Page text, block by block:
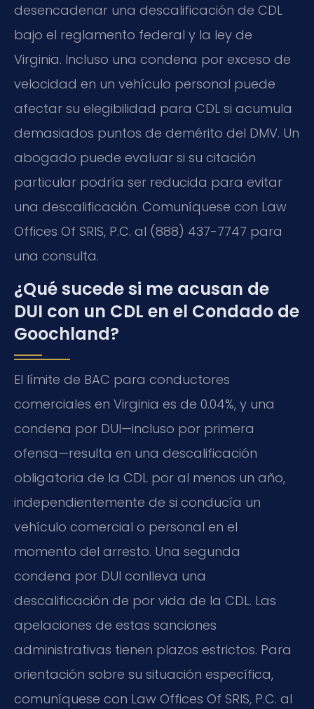
desencadenar una descalificación de CDL
bajo el reglamento federal y la ley de
Virginia. Incluso una condena por exceso de
velocidad en un vehículo personal puede
afectar su elegibilidad para CDL si acumula
demasiados puntos de demérito del DMV. Un
abogado puede evaluar si su citación
particular podría ser reducida para evitar
una descalificación. Comuníquese con Law
Offices Of SRIS, P.C. al (888) 437-7747 para
una consulta.
¿Qué sucede si me acusan de
DUI con un CDL en el Condado de
Goochland?
El límite de BAC para conductores
comerciales en Virginia es de 0.04%, y una
condena por DUI—incluso por primera
ofensa—resulta en una descalificación
obligatoria de la CDL por al menos un año,
independientemente de si conducía un
vehículo comercial o personal en el
momento del arresto. Una segunda
condena por DUI conlleva una
descalificación de por vida de la CDL. Las
apelaciones de estas sanciones
administrativas tienen plazos estrictos. Para
orientación sobre su situación específica,
comuníquese con Law Offices Of SRIS, P.C. al